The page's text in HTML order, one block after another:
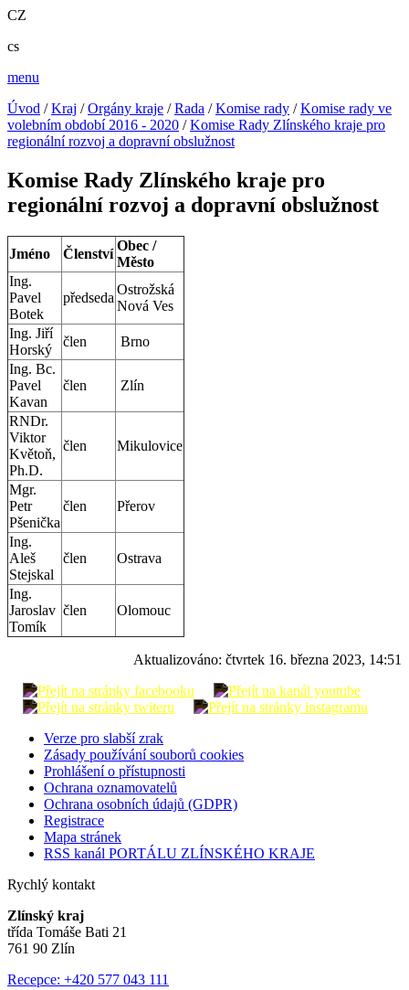
CZ
cs
menu
Úvod /Kraj /Orgány kraje /Rada /Komise rady /Komise rady ve
volebním období 2016 - 2020 /Komise Rady Zlínského kraje pro
regionální rozvoj a dopravní obslužnost
Komise Rady Zlínského kraje pro
regionální rozvoj a dopravní obslužnost
Jméno Členství
Obec /
Město
Ing.
Pavel
Botek
předseda
Ostrožská
Nová Ves
Ing. Jiří
Horský
člen
Brno
Ing. Bc.
Pavel
Kavan
člen Zlín
RNDr.
Viktor
Květoň,
Ph.D.
člen Mikulovice
Mgr.
Petr
Pšenička
člen Přerov
Ing.
Aleš
Stejskal
člen Ostrava
Ing.
Jaroslav
Tomík
člen Olomouc
Aktualizováno: čtvrtek 16. března 2023, 14:51
Verze pro slabší zrak
Zásady používání souborů cookies
Prohlášení o přístupnosti
Ochrana oznamovatelů
Ochrana osobních údajů (GDPR)
Registrace
Mapa stránek
RSS kanál PORTÁLU ZLÍNSKÉHO KRAJE
Rychlý kontakt
Zlínský kraj
třída Tomáše Bati 21
761 90 Zlín
Recepce: +420 577 043 111